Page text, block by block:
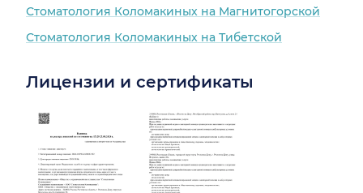
Стоматология Коломакиных на Магнитогорской
Стоматология Коломакиных на Тибетской
Лицензии и сертификаты